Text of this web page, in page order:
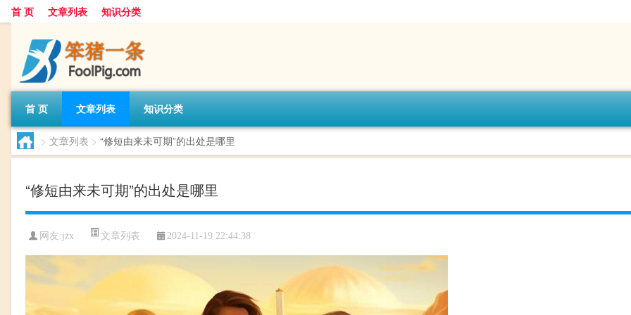
首 页 文章列表 知识分类
首 页 文章列表 知识分类
> 文章列表 > “修短由来未可期”的出处是哪里
“修短由来未可期”的出处是哪里
网友:jzx 文章列表 2024-11-19 22:44:38